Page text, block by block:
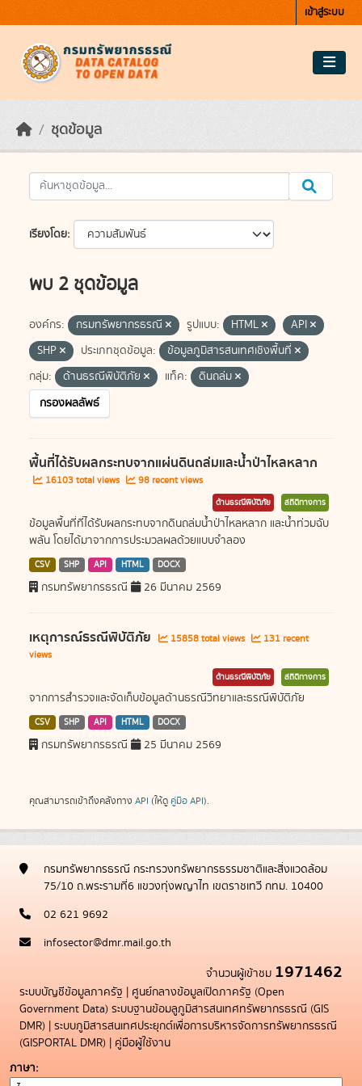
เข้าสู่ระบบ
ชุดข้อมูล
เรียงโดย
พบ 2 ชุดข้อมูล
องค์กร: กรมทรัพยากรธรณี รูปแบบ: HTML
API
SHP
ประเภทชุดข้อมูล:
ข้อมูลภูมิสารสนเทศเชิงพื้นที่
กลุ่ม:
ด้านธรณีพิบัติภัย แท็ค:
ดินถล่ม
กรองผลลัพธ์
พื้นที่ได้รับผลกระทบจากแผ่นดินถล่มและน้ำป่าไหลหลาก
16103 total views 98 recent views
ด้านธรณีพิบัติภัย สถิติทางการ
ข้อมูลพื้นที่ที่ได้รับผลกระทบจากดินถล่มน้ำป่าไหลหลาก และน้ำท่วมฉับ
พลัน โดยได้มาจากการประมวลผลด้วยแบบจำลอง
CSV SHP API HTML DOCX
กรมทรัพยากรธรณี 26 มีนาคม 2569
เหตุการณ์ธรณีพิบัติภัย 15858 total views
131 recent
views
ด้านธรณีพิบัติภัย สถิติทางการ
จากการสำรวจและจัดเก็บข้อมูลด้านธรณีวิทยาและธรณีพิบัติภัย
CSV SHP API HTML DOCX
กรมทรัพยากรธรณี 25 มีนาคม 2569
คุณสามารถเข้าถึงคลังทาง API (ให้ดู คู่มือ API).
กรมทรัพยากรธรณี กระทรวงทรัพยากรธรรมชาติและสิ่งแวดล้อม
75/10 ถ.พระรามที่6 แขวงทุ่งพญาไท เขตราชเทวี กทม. 10400
02 621 9692
infosector@dmr.mail.go.th
จำนวนผู้เข้าชม 1971462
ระบบบัญชีข้อมูลภาครัฐ | ศูนย์กลางข้อมูลเปิดภาครัฐ (Open
Government Data) ระบบฐานข้อมลูภูมิสารสนเทศทรัพยากรธรณี (GIS
DMR) | ระบบภูมิสารสนเทศประยุกต์เพื่อการบริหารจัดการทรัพยากรธรณี
(GISPORTAL DMR) | คู่มือผู้ใช้งาน
ภาษา